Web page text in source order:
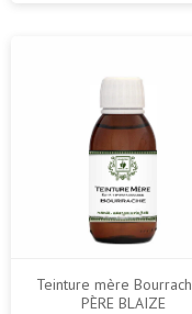
Teinture mère
PÈRE BLAIZE